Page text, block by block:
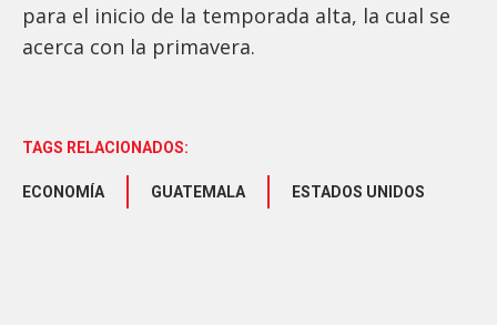
para el inicio de la temporada alta, la cual se
acerca con la primavera.
TAGS RELACIONADOS:
ECONOMÍA GUATEMALA ESTADOS UNIDOS